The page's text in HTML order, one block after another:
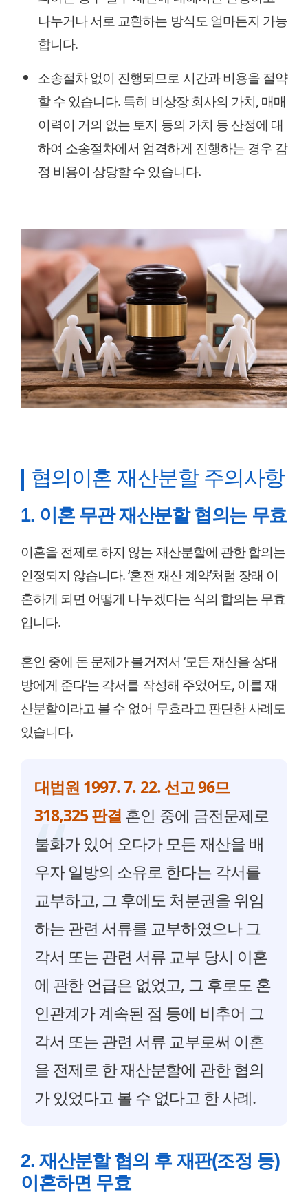
나누거나 서로 교환하는 방식도 얼마든지 가능
합니다.
소송절차 없이 진행되므로 시간과 비용을 절약
할 수 있습니다. 특히 비상장 회사의 가치, 매매
이력이 거의 없는 토지 등의 가치 등 산정에 대
하여 소송절차에서 엄격하게 진행하는 경우 감
정 비용이 상당할 수 있습니다.
협의이혼 재산분할 주의사항
1. 이혼 무관 재산분할 협의는 무효
이혼을 전제로 하지 않는 재산분할에 관한 합의는
인정되지 않습니다. ‘혼전 재산 계약’처럼 장래 이
혼하게 되면 어떻게 나누겠다는 식의 합의는 무효
입니다.
혼인 중에 돈 문제가 불거져서 ‘모든 재산을 상대
방에게 준다’는 각서를 작성해 주었어도, 이를 재
산분할이라고 볼 수 없어 무효라고 판단한 사례도
있습니다.
대법원 1997. 7. 22. 선고 96므
318,325 판결 혼인 중에 금전문제로
불화가 있어 오다가 모든 재산을 배
우자 일방의 소유로 한다는 각서를
교부하고, 그 후에도 처분권을 위임
하는 관련 서류를 교부하였으나 그
각서 또는 관련 서류 교부 당시 이혼
에 관한 언급은 없었고, 그 후로도 혼
인관계가 계속된 점 등에 비추어 그
각서 또는 관련 서류 교부로써 이혼
을 전제로 한 재산분할에 관한 협의
가 있었다고 볼 수 없다고 한 사례.
2. 재산분할 협의 후 재판(조정 등)
이혼하면 무효